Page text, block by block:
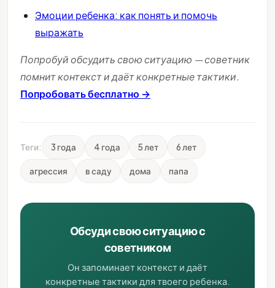
Эмоции ребенка: как понять и помочь
выражать
Попробуй обсудить свою ситуацию — советник
помнит контекст и даёт конкретные тактики.
Попробовать бесплатно →
Теги: 3 года 4 года 5 лет 6 лет
агрессия в саду дома папа
Обсуди свою ситуацию с
советником
Он запоминает контекст и даёт
конкретные тактики для твоего ребенка.